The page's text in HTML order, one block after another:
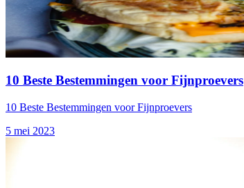
10 Beste Bestemmingen voor Fijnproevers
10 Beste Bestemmingen voor Fijnproevers
5 mei 2023